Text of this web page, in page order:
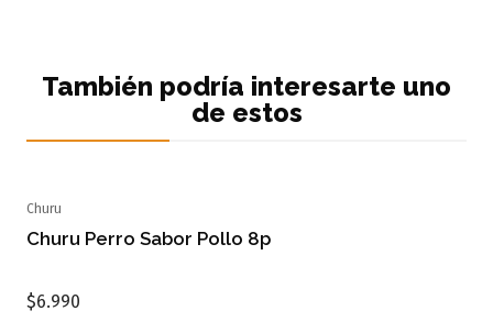
También podría interesarte uno
de estos
Churu
Churu Perro Sabor Pollo 8p
$6.990